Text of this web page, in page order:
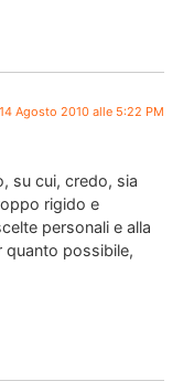
14 Agosto 2010 alle 5:22 PM
su cui, credo, sia
rigido e
personali e alla
quanto possibile,